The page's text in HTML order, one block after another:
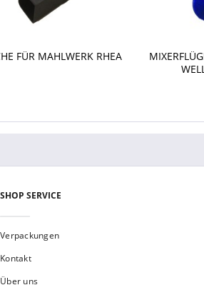
FÜR MAHLWERK RHEA
SHOP SERVICE
Verpackungen
Kontakt
Über uns